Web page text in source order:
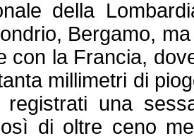
della
Bergamo,
con la Francia,
millimetri di
registrati una
di oltre ceno